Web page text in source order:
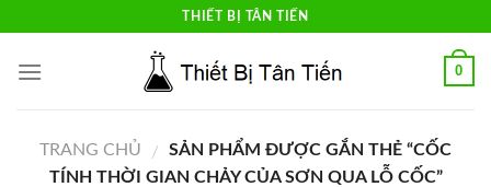
content
THIẾT BỊ TÂN TIẾN
0
TRANG CHỦ /
SẢN PHẨM ĐƯỢC GẮN THẺ “CỐC
TÍNH THỜI GIAN CHẢY CỦA SƠN QUA LỖ CỐC”